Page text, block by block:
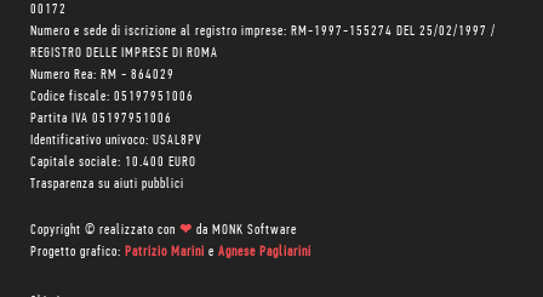
00172
Numero e sede di iscrizione al registro imprese: RM-1997-155274 DEL 25/02/1997 /
REGISTRO DELLE IMPRESE DI ROMA
Numero Rea: RM - 864029
Codice fiscale: 05197951006
Partita IVA 05197951006
Identificativo univoco: USAL8PV
Capitale sociale: 10.400 EURO
Trasparenza su aiuti pubblici
Copyright © realizzato con ❤ da MONK Software
Progetto grafico: Patrizio Marini e Agnese Pagliarini